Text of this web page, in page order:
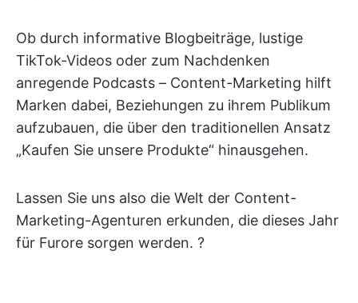
Ob durch informative Blogbeiträge, lustige
TikTok-Videos oder zum Nachdenken
anregende Podcasts – Content-Marketing hilft
Marken dabei, Beziehungen zu ihrem Publikum
aufzubauen, die über den traditionellen Ansatz
„Kaufen Sie unsere Produkte“ hinausgehen.
Lassen Sie uns also die Welt der Content-
Marketing-Agenturen erkunden, die dieses Jahr
für Furore sorgen werden. ?